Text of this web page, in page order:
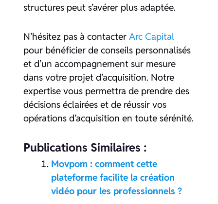
structures peut s’avérer plus adaptée.
N’hésitez pas à contacter Arc Capital
pour bénéficier de conseils personnalisés
et d’un accompagnement sur mesure
dans votre projet d’acquisition. Notre
expertise vous permettra de prendre des
décisions éclairées et de réussir vos
opérations d’acquisition en toute sérénité.
Publications Similaires :
Movpom : comment cette
plateforme facilite la création
vidéo pour les professionnels ?